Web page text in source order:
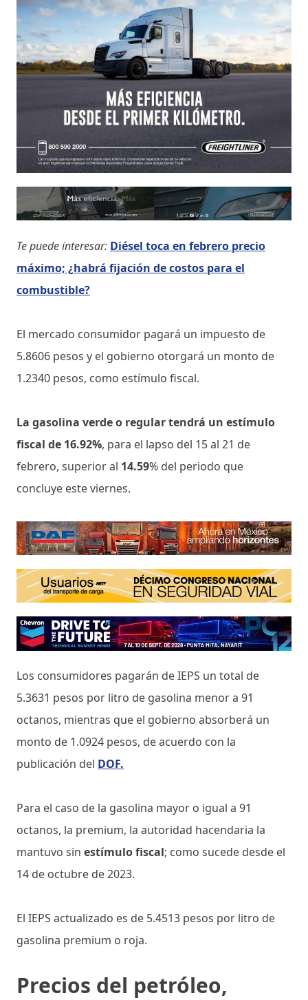
Te puede interesar: Diésel toca en febrero precio
máximo; ¿habrá fijación de costos para el
combustible?
El mercado consumidor pagará un impuesto de
5.8606 pesos y el gobierno otorgará un monto de
1.2340 pesos, como estímulo fiscal.
La gasolina verde o regular tendrá un estímulo
fiscal de 16.92%, para el lapso del 15 al 21 de
febrero, superior al 14.59% del periodo que
concluye este viernes.
Los consumidores pagarán de IEPS un total de
5.3631 pesos por litro de gasolina menor a 91
octanos, mientras que el gobierno absorberá un
monto de 1.0924 pesos, de acuerdo con la
publicación del DOF.
Para el caso de la gasolina mayor o igual a 91
octanos, la premium, la autoridad hacendaria la
mantuvo sin estímulo fiscal; como sucede desde el
14 de octubre de 2023.
El IEPS actualizado es de 5.4513 pesos por litro de
gasolina premium o roja.
Precios del petróleo,